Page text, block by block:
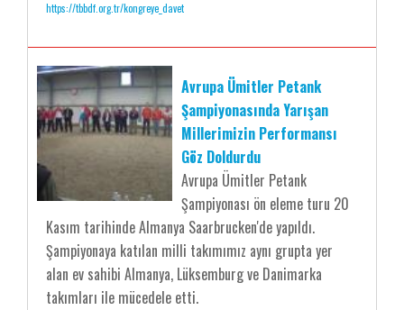
https://tbbdf.org.tr/kongreye_davet
Avrupa Ümitler Petank
Şampiyonasında Yarışan
Millerimizin Performansı
Göz Doldurdu
Avrupa Ümitler Petank
Şampiyonası ön eleme turu 20
Kasım tarihinde Almanya Saarbrucken'de yapıldı.
Şampiyonaya katılan milli takımımız aynı grupta yer
alan ev sahibi Almanya, Lüksemburg ve Danimarka
takımları ile mücedele etti.